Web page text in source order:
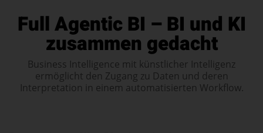
Full Agentic BI – BI und KI
zusammen gedacht
Business Intelligence mit künstlicher Intelligenz
ermöglicht den Zugang zu Daten und deren
Interpretation in einem automatisierten Workflow.